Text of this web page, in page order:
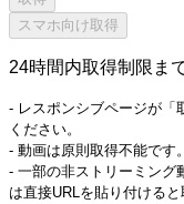
24時間内取得制限ま
- レスポンシブページが「
ください。
- 動画は原則取得不能です。
- 一部の非ストリーミング
は直接URLを貼り付ける